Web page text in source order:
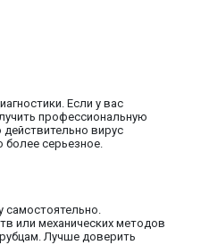
Если у вас
профессиональную
действительно вирус
более серьезное.
самостоятельно.
или механических методов
Лучше доверить